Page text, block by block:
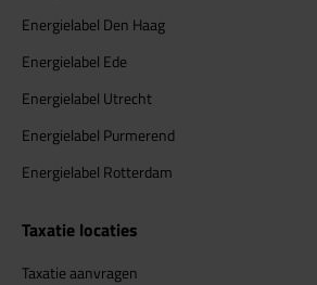
Energielabel Den Haag
Energielabel Ede
Energielabel Utrecht
Energielabel Purmerend
Energielabel Rotterdam
Taxatie locaties
Taxatie aanvragen